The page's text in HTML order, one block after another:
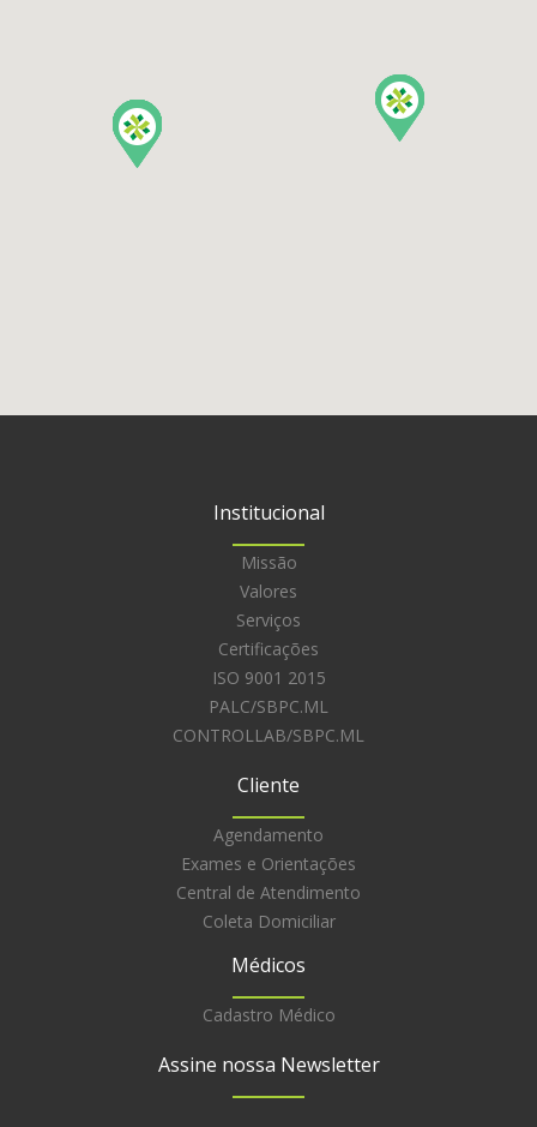
Institucional
Missão
Valores
Serviços
Certificações
ISO 9001 2015
PALC/SBPC.ML
CONTROLLAB/SBPC.ML
Cliente
Agendamento
Exames e Orientações
Central de Atendimento
Coleta Domiciliar
Médicos
Cadastro Médico
Assine nossa Newsletter